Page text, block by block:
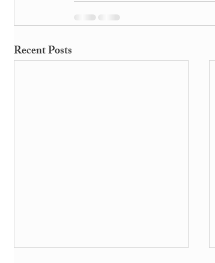
Recent Posts